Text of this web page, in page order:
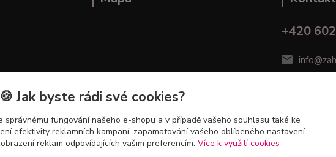
+420
🍪 Jak byste rádi své cookies?
správnému fungování našeho e-shopu a v případě vašeho souhlasu také ke
efektivity reklamních kampaní, zapamatování vašeho oblíbeného nastavení
reklam odpovídajících vašim preferencím. Více k využití cookies